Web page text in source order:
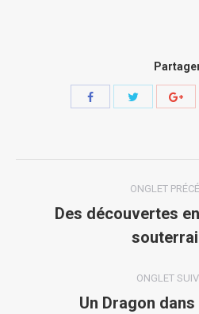
Share
commentaire
ONGLET
Des découvertes
ONGLET
Un Dragon